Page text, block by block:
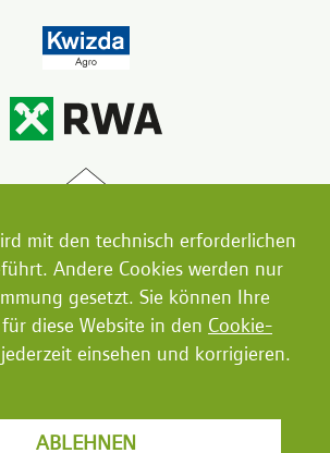
mit den technisch erforderlichen
Andere Cookies werden nur
gesetzt. Sie können Ihre
diese Website in den Cookie-
jederzeit einsehen und korrigieren.
ABLEHNEN